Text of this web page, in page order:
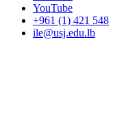
YouTube
+961 (1) 421 548
ile@usj.edu.lb